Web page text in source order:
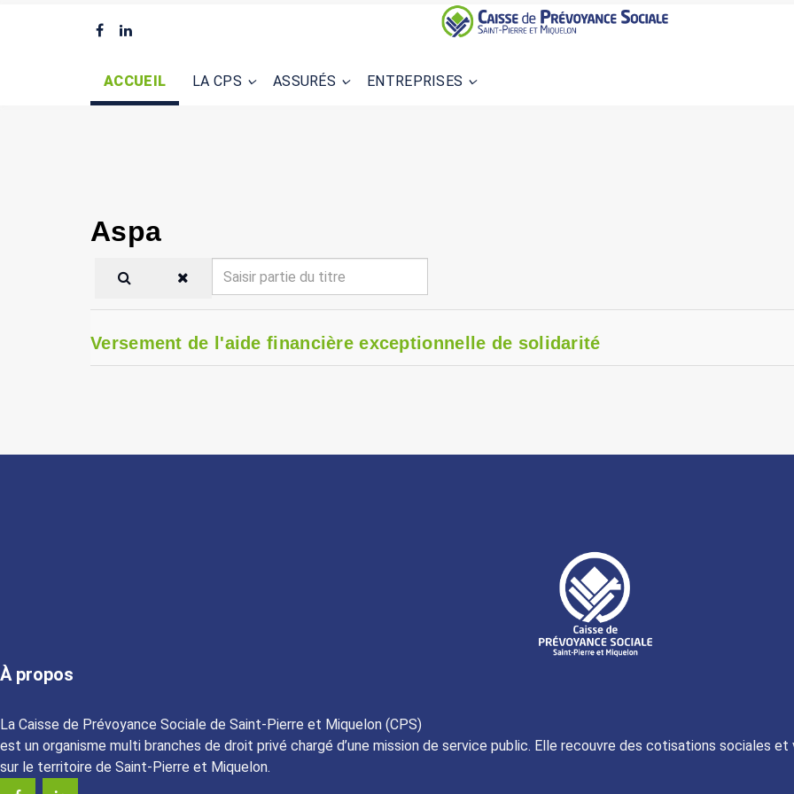
ACCUEIL LA CPS ASSURÉS ENTREPRISES
Aspa
Saisir
du
titre
Versement de l'aide financière exceptionnelle de solidarité
À propos
La Caisse de Prévoyance Sociale de Saint-Pierre et Miquelon (CPS)
est un organisme multi branches de droit privé chargé d’une mission de service public. Elle recouvre des cotisations sociales
sur le territoire de Saint-Pierre et Miquelon.